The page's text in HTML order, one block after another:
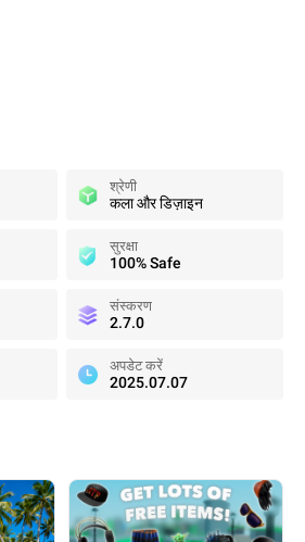
श्रेणी
कला और डिज़ाइन
सुरक्षा
100% Safe
संस्करण
2.7.0
अपडेट करें
2025.07.07